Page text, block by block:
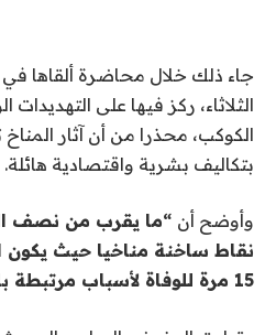
جاء ذلك خلال محاضرة ألقاها في
الثلاثاء، ركز فيها على التهديدات
الكوكب، محذرا من أن آثار
بتكاليف بشرية واقتصادية هائلة.
وأوضح أن “ما يقرب من نصف
نقاط ساخنة مناخيا حيث يكون
15 مرة للوفاة لأسباب مرتبطة بالمناخ”.